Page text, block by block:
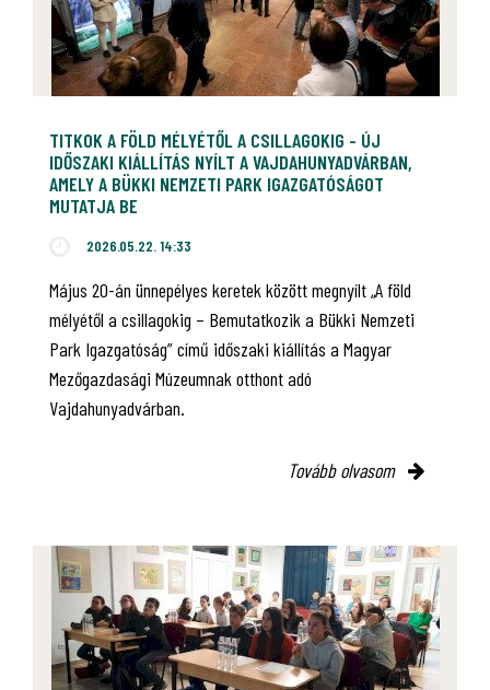
TITKOK A FÖLD MÉLYÉTŐL A CSILLAGOKIG - ÚJ
IDŐSZAKI KIÁLLÍTÁS NYÍLT A VAJDAHUNYADVÁRBAN,
AMELY A BÜKKI NEMZETI PARK IGAZGATÓSÁGOT
MUTATJA BE
2026.05.22. 14:33
Május 20-án ünnepélyes keretek között megnyílt „A föld
mélyétől a csillagokig – Bemutatkozik a Bükki Nemzeti
Park Igazgatóság” című időszaki kiállítás a Magyar
Mezőgazdasági Múzeumnak otthont adó
Vajdahunyadvárban.
Tovább olvasom